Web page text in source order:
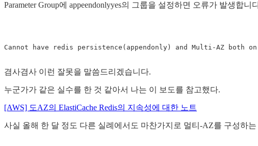
Parameter Group에 appeendonlyyes의 그룹을 설정하면 오류가 발생합니
겸사겸사 이런 잘못을 말씀드리겠습니다.
누군가가 같은 실수를 한 것 같아서 나는 이 보도를 참고했다.
[AWS] 도AZ의 ElastiCache Redis의 지속성에 대한 노트
사실 올해 한 달 정도 다른 실례에서도 마찬가지로 멀티-AZ를 구성하